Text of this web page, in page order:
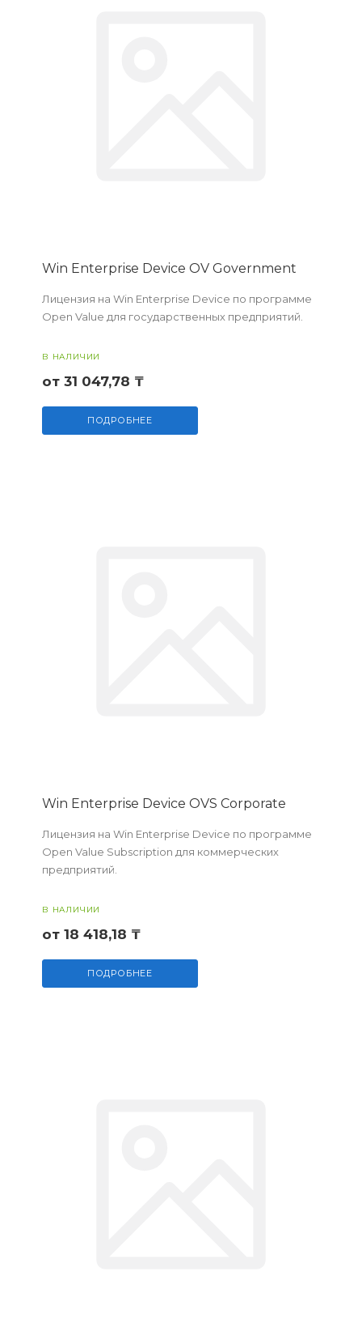
Win Enterprise Device OV Government
Лицензия на Win Enterprise Device по программе
Open Value для государственных предприятий.
В НАЛИЧИИ
от 31 047,78 ₸
ПОДРОБНЕЕ
Win Enterprise Device OVS Corporate
Лицензия на Win Enterprise Device по программе
Open Value Subscription для коммерческих
предприятий.
В НАЛИЧИИ
от 18 418,18 ₸
ПОДРОБНЕЕ